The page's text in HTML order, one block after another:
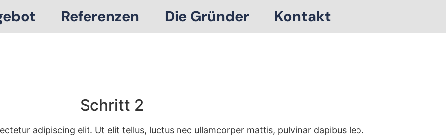
Referenzen Die Gründer Kontakt
Schritt 2
adipiscing elit. Ut elit tellus, luctus nec ullamcorper mattis, pulvinar dapibus leo.